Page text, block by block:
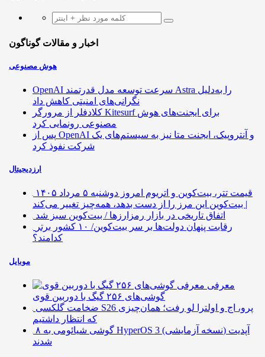
اخبار و مقالات گوناگون
هوش مصنوعی
OpenAI سرعت توسعه مدل قدرتمند Astra را به‌دلیل
نگرانی‌های امنیتی کاهش داد
کلادفلر از مرورگر Kitesurf برای ایجنت‌های هوش
مصنوعی رونمایی کرد
پس از OpenAI و آنتروپیک، ایجنت متا نیز به سیستم‌های یک
شرکت نفوذ کرد
ارزدیجیتال
قیمت تتر، بیت‌کوین و اتریوم امروز دوشنبه ۵ مرداد ۱۴۰۵
| بیت‌کوین این مرز را از دست بدهد، همه‌چیز تغییر می‌کند
اتفاق تاریخی در بازار رمزارزها / بیت‌کوین سبز شد
رقابت پنهان دولت‌ها بر سر بیت‌کوین/ ۱۰ کشور برتر
کدامند؟
موبایل
معرفی
گوشی‌های ۲۵۶ گیگ با دوربین قوی
ضخامت گلکسی S26 پرو، اج و اولترا لو رفت؛ همان‌چیزی
که انتظار داشتیم
۸ گوشی شیائومی به HyperOS 3 (نسخه آزمایشی) آپدیت
شدند